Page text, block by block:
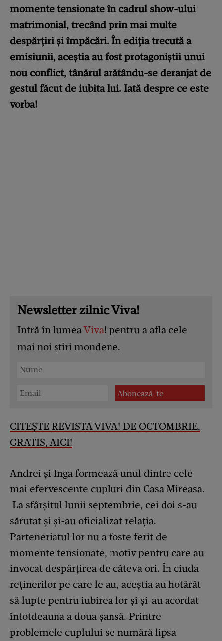
momente tensionate în cadrul show-ului
matrimonial, trecând prin mai multe
despărțiri și împăcări. În ediția trecută a
emisiunii, aceștia au fost protagoniștii unui
nou conflict, tânărul arătându-se deranjat de
gestul făcut de iubita lui. Iată despre ce este
vorba!
Newsletter zilnic Viva!
Intră în lumeaViva! pentru a afla cele
mai noi știri mondene.
CITEȘTE REVISTA VIVA! DE OCTOMBRIE,
GRATIS, AICI!
Andrei și Inga formează unul dintre cele
mai efervescente cupluri din Casa Mireasa.
La sfârșitul lunii septembrie, cei doi s-au
sărutat și și-au oficializat relația.
Parteneriatul lor nu a foste ferit de
momente tensionate, motiv pentru care au
invocat despărțirea de câteva ori. În ciuda
reținerilor pe care le au, aceștia au hotărât
să lupte pentru iubirea lor și și-au acordat
întotdeauna a doua șansă. Printre
problemele cuplului se numără lipsa